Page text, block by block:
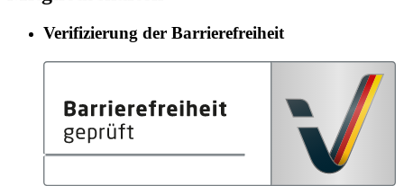
Verifizierung der Barrierefreiheit